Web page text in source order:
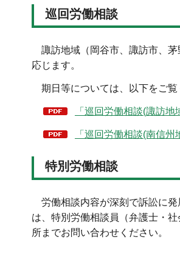
巡回労働相談
諏訪地域（岡谷市、諏訪市、
応じます。
期日等については、以下をご覧
「巡回労働相談(諏訪地
「巡回労働相談(南信
特別労働相談
労働相談内容が深刻で訴訟に
は、特別労働相談員（弁護士・
所までお問い合わせください。